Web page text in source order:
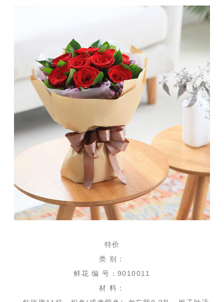
特价
类 别：
鲜花 编 号：9010011
材 料：